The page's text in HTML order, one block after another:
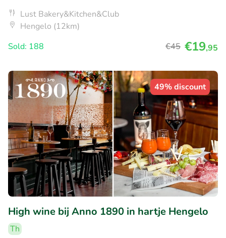
Lust Bakery&Kitchen&Club
Hengelo (12km)
Sold: 188
€45 €19,95
49% discount
High wine bij Anno 1890 in hartje Hengelo
Th